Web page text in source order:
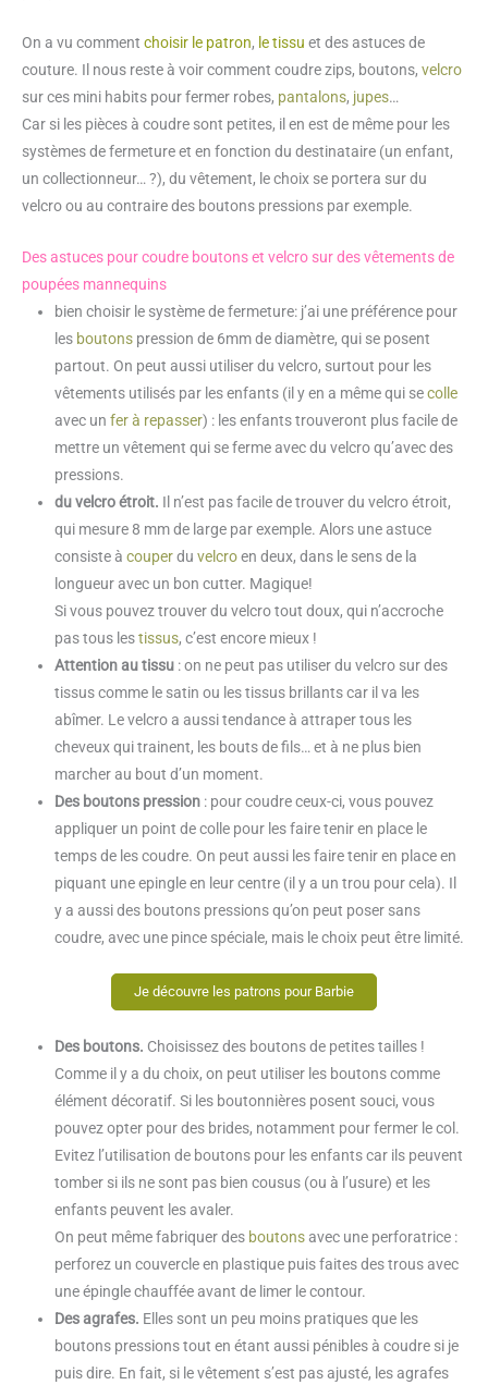
On a vu comment choisir le patron, le tissu et des astuces de
couture. Il nous reste à voir comment coudre zips, boutons, velcro
sur ces mini habits pour fermer robes, pantalons, jupes…
Car si les pièces à coudre sont petites, il en est de même pour les
systèmes de fermeture et en fonction du destinataire (un enfant,
un collectionneur… ?), du vêtement, le choix se portera sur du
velcro ou au contraire des boutons pressions par exemple.
Des astuces pour coudre boutons et velcro sur des vêtements de
poupées mannequins
bien choisir le système de fermeture: j’ai une préférence pour
les boutons pression de 6mm de diamètre, qui se posent
partout. On peut aussi utiliser du velcro, surtout pour les
vêtements utilisés par les enfants (il y en a même qui secolle
avec un fer à repasser) : les enfants trouveront plus facile de
mettre un vêtement qui se ferme avec du velcro qu’avec des
pressions.
du velcro étroit. Il n’est pas facile de trouver du velcro étroit,
qui mesure 8 mm de large par exemple. Alors une astuce
consiste à couperdu velcroen deux, dans le sens de la
longueur avec un bon cutter. Magique!
Si vous pouvez trouver du velcro tout doux, qui n’accroche
pas tous lestissus, c’est encore mieux !
Attention au tissu : on ne peut pas utiliser du velcro sur des
tissus comme le satin ou les tissus brillants car il va les
abîmer. Le velcro a aussi tendance à attraper tous les
cheveux qui trainent, les bouts de fils… et à ne plus bien
marcher au bout d’un moment.
Des boutons pression : pour coudre ceux-ci, vous pouvez
appliquer un point de colle pour les faire tenir en place le
temps de les coudre. On peut aussi les faire tenir en place en
piquant une epingle en leur centre (il y a un trou pour cela). Il
y a aussi des boutons pressions qu’on peut poser sans
coudre, avec une pince spéciale, mais le choix peut être limité.
Je découvre les patrons pour Barbie
Des boutons. Choisissez des boutons de petites tailles !
Comme il y a du choix, on peut utiliser les boutons comme
élément décoratif. Si les boutonnières posent souci, vous
pouvez opter pour des brides, notamment pour fermer le col.
Evitez l’utilisation de boutons pour les enfants car ils peuvent
tomber si ils ne sont pas bien cousus (ou à l’usure) et les
enfants peuvent les avaler.
On peut même fabriquer des boutonsavec une perforatrice :
perforez un couvercle en plastique puis faites des trous avec
une épingle chauffée avant de limer le contour.
Des agrafes. Elles sont un peu moins pratiques que les
boutons pressions tout en étant aussi pénibles à coudre si je
puis dire. En fait, si le vêtement s’est pas ajusté, les agrafes